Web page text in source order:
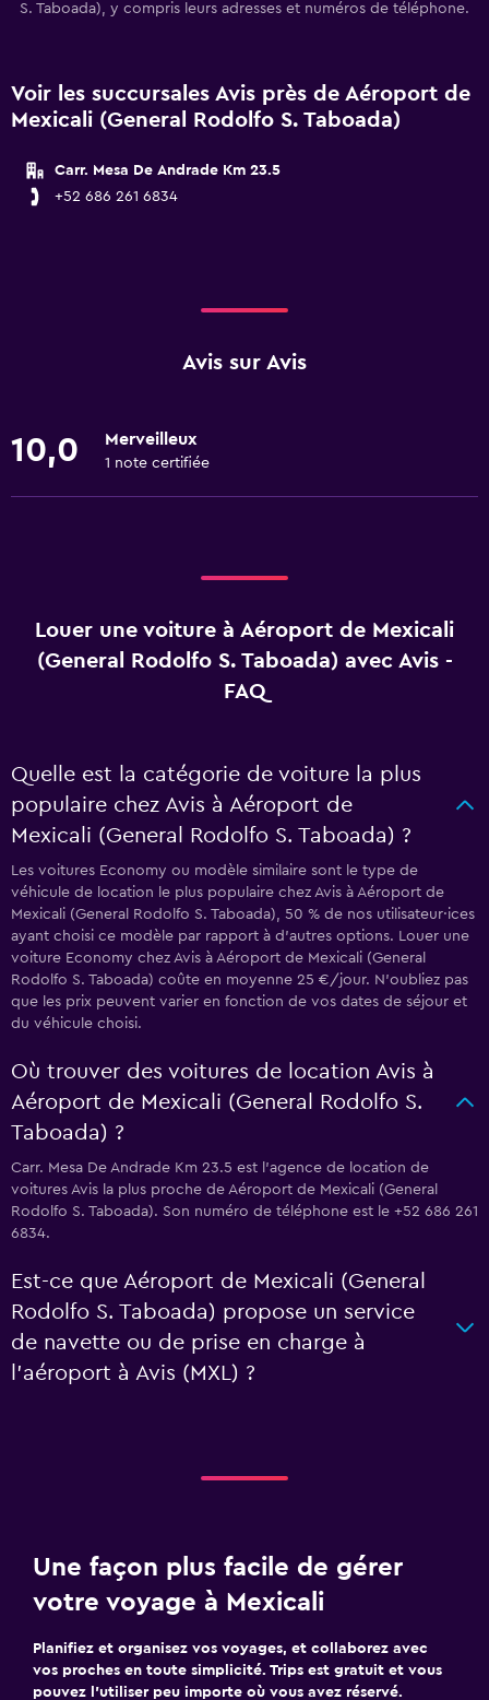
S. Taboada), y compris leurs adresses et numéros de téléphone.
Voir les succursales Avis près de Aéroport de
Mexicali (General Rodolfo S. Taboada)
Carr. Mesa De Andrade Km 23.5
+52 686 261 6834
Avis sur Avis
10,0 Merveilleux
1 note certifiée
Louer une voiture à Aéroport de Mexicali
(General Rodolfo S. Taboada) avec Avis -
FAQ
Quelle est la catégorie de voiture la plus
populaire chez Avis à Aéroport de
Mexicali (General Rodolfo S. Taboada) ?
Les voitures Economy ou modèle similaire sont le type de
véhicule de location le plus populaire chez Avis à Aéroport de
Mexicali (General Rodolfo S. Taboada), 50 % de nos utilisateur·ices
ayant choisi ce modèle par rapport à d’autres options. Louer une
voiture Economy chez Avis à Aéroport de Mexicali (General
Rodolfo S. Taboada) coûte en moyenne 25 €/jour. N'oubliez pas
que les prix peuvent varier en fonction de vos dates de séjour et
du véhicule choisi.
Où trouver des voitures de location Avis à
Aéroport de Mexicali (General Rodolfo S.
Taboada) ?
Carr. Mesa De Andrade Km 23.5 est l'agence de location de
voitures Avis la plus proche de Aéroport de Mexicali (General
Rodolfo S. Taboada). Son numéro de téléphone est le +52 686 261
6834.
Est-ce que Aéroport de Mexicali (General
Rodolfo S. Taboada) propose un service
de navette ou de prise en charge à
l’aéroport à Avis (MXL) ?
Une façon plus facile de gérer
votre voyage à Mexicali
Planifiez et organisez vos voyages, et collaborez avec
vos proches en toute simplicité. Trips est gratuit et vous
pouvez l’utiliser peu importe où vous avez réservé.